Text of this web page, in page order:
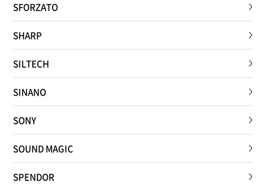
SFORZATO
SHARP
SILTECH
SINANO
SONY
SOUND MAGIC
SPENDOR